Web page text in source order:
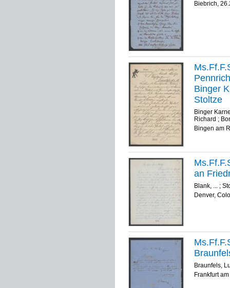
Biebrich,
Binger
Stoltze
Binger
Richard ;
Bingen am
an
Blank, ... ;
Denver,
Braunfels,
Frankfurt